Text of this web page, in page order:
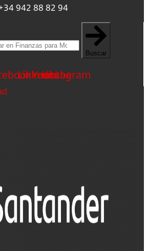
942 88 82 94
Buscar
Linkedin
Youtube
Instagram